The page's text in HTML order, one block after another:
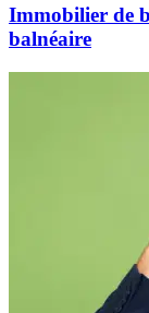
Immobilier de
balnéaire